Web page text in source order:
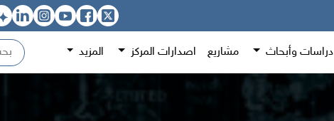
دراسات وأبحاث مشاريع اصدارات المركز المزيد